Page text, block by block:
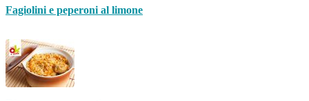
Fagiolini e peperoni al limone